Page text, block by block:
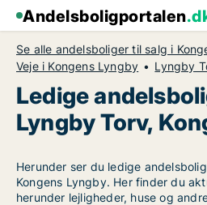
Andelsboligportalen
Se alle andelsboliger til salg i
Veje i Kongens Lyngby
Lyngby
Ledige
Lyngby Torv,
Herunder ser du ledige
Kongens Lyngby. Her finder du
herunder lejligheder, huse og